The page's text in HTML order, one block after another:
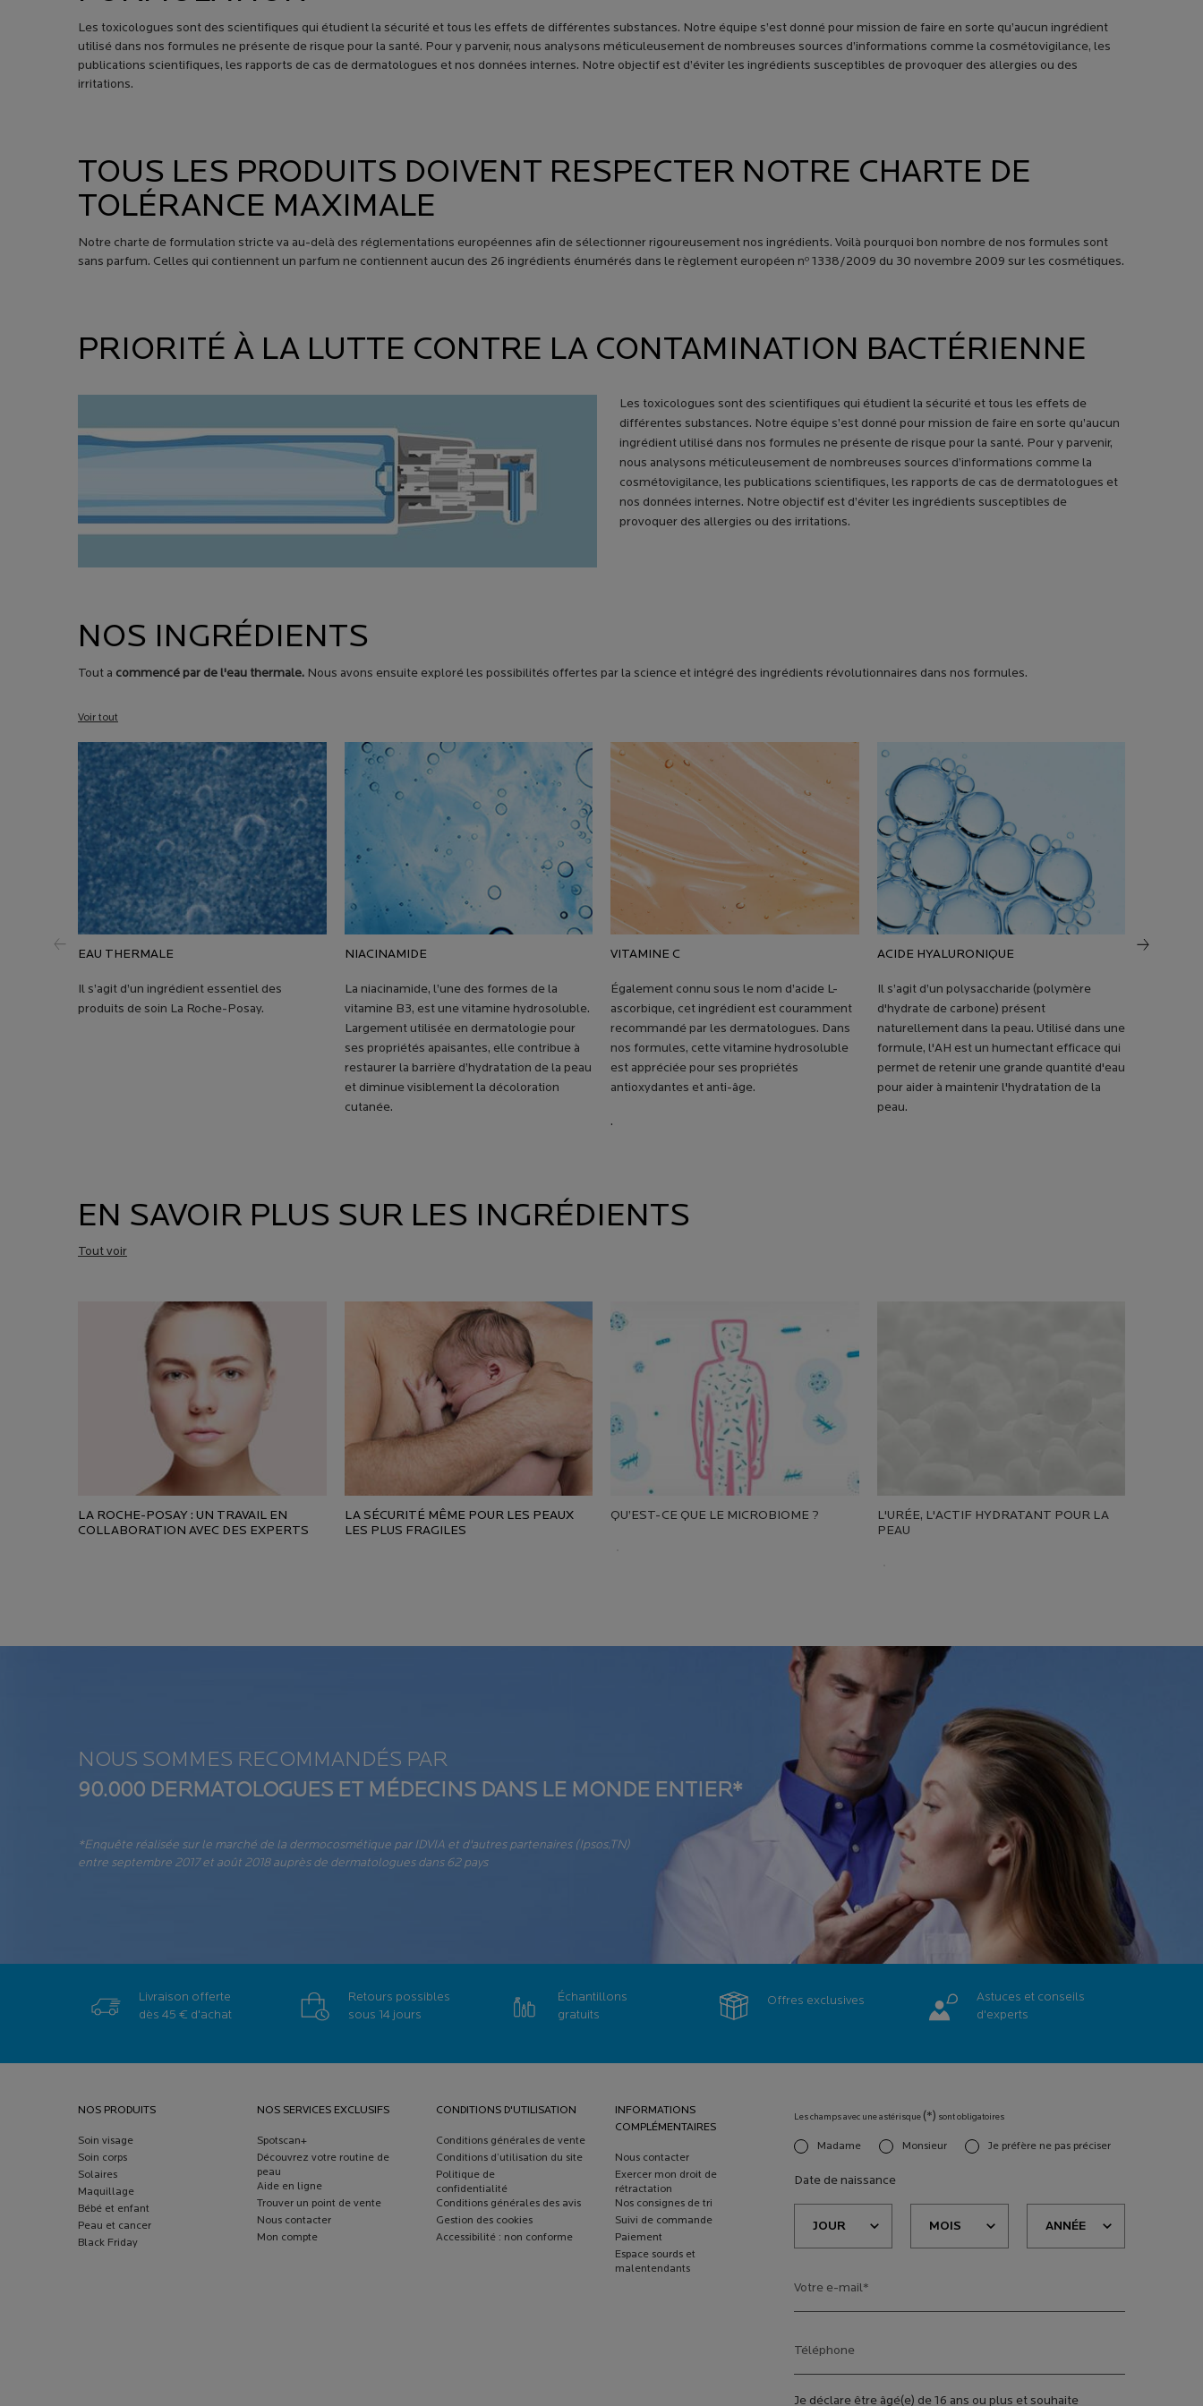
Les toxicologues sont des scientifiques qui étudient la sécurité et tous les effets de différentes substances. Notre équipe s’est donné pour mission de faire en sorte qu’aucun ingrédient
utilisé dans nos formules ne présente de risque pour la santé. Pour y parvenir, nous analysons méticuleusement de nombreuses sources d’informations comme la cosmétovigilance, les
publications scientifiques, les rapports de cas de dermatologues et nos données internes. Notre objectif est d’éviter les ingrédients susceptibles de provoquer des allergies ou des
irritations.
TOUS LES PRODUITS DOIVENT RESPECTER NOTRE CHARTE DE
TOLÉRANCE MAXIMALE
Notre charte de formulation stricte va au-delà des réglementations européennes afin de sélectionner rigoureusement nos ingrédients. Voilà pourquoi bon nombre de nos formules sont
sans parfum. Celles qui contiennent un parfum ne contiennent aucun des 26 ingrédients énumérés dans le règlement européen nº 1338/2009 du 30 novembre 2009 sur les cosmétiques.
PRIORITÉ À LA LUTTE CONTRE LA CONTAMINATION BACTÉRIENNE
Les toxicologues sont des scientifiques qui étudient la sécurité et tous les effets de
différentes substances. Notre équipe s’est donné pour mission de faire en sorte qu’aucun
ingrédient utilisé dans nos formules ne présente de risque pour la santé. Pour y parvenir,
nous analysons méticuleusement de nombreuses sources d’informations comme la
cosmétovigilance, les publications scientifiques, les rapports de cas de dermatologues et
nos données internes. Notre objectif est d’éviter les ingrédients susceptibles de
provoquer des allergies ou des irritations.
NOS INGRÉDIENTS
Tout a commencé par de l'eau thermale. Nous avons ensuite exploré les possibilités offertes par la science et intégré des ingrédients révolutionnaires dans nos formules.
Voir tout
EAU THERMALE
Il s’agit d’un ingrédient essentiel des
produits de soin La Roche-Posay.
NIACINAMIDE
La niacinamide, l’une des formes de la
vitamine B3, est une vitamine hydrosoluble.
Largement utilisée en dermatologie pour
ses propriétés apaisantes, elle contribue à
restaurer la barrière d’hydratation de la peau
et diminue visiblement la décoloration
cutanée.
VITAMINE C
Également connu sous le nom d’acide L-
ascorbique, cet ingrédient est couramment
recommandé par les dermatologues. Dans
nos formules, cette vitamine hydrosoluble
est appréciée pour ses propriétés
antioxydantes et anti-âge.
.
ACIDE HYALURONIQUE
Il s’agit d’un polysaccharide (polymère
d'hydrate de carbone) présent
naturellement dans la peau. Utilisé dans une
formule, l'AH est un humectant efficace qui
permet de retenir une grande quantité d'eau
pour aider à maintenir l'hydratation de la
peau.
RÉTINOL
EN SAVOIR PLUS SUR LES INGRÉDIENTS
Tout voir
LA ROCHE-POSAY : UN TRAVAIL EN
COLLABORATION AVEC DES EXPERTS
LA SÉCURITÉ MÊME POUR LES PEAUX
LES PLUS FRAGILES
QU’EST-CE QUE LE MICROBIOME ?
L'URÉE, L'ACTIF HYDRATANT POUR LA
PEAU
NOUS SOMMES RECOMMANDÉS PAR
90.000 DERMATOLOGUES ET MÉDECINS DANS LE MONDE ENTIER*
*Enquête réalisée sur le marché de la dermocosmétique par IDVIA et d'autres partenaires (Ipsos,TN)
entre septembre 2017 et août 2018 auprès de dermatologues dans 62 pays
Livraison offerte
dès 45 € d'achat
Retours possibles
sous 14 jours
Échantillons
gratuits
Offres exclusives
Astuces et conseils
d'experts
NOS PRODUITS
Soin visage
Soin corps
Solaires
Maquillage
Bébé et enfant
Peau et cancer
Black Friday
NOS SERVICES EXCLUSIFS
Spotscan+
Découvrez votre routine de
peau
Aide en ligne
Trouver un point de vente
Nous contacter
Mon compte
CONDITIONS D'UTILISATION
Conditions générales de vente
Conditions d’utilisation du site
Politique de
confidentialité
Conditions générales des avis
Gestion des cookies
Accessibilité : non conforme
INFORMATIONS
COMPLÉMENTAIRES
Nous contacter
Exercer mon droit de
rétractation
Nos consignes de tri
Suivi de commande
Paiement
Espace sourds et
malentendants
Les champs avec une astérisque (*) sont obligatoires
newslettersignup.title.legend
Madame Monsieur Je préfère ne pas préciser
Date de naissance
Votre e-mail*
Téléphone
Je déclare être âgé(e) de 16 ans ou plus et souhaite